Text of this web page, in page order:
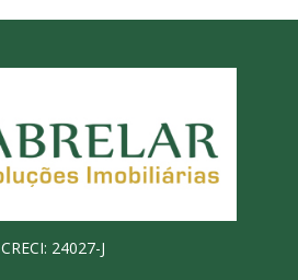
CRECI: 24027-J